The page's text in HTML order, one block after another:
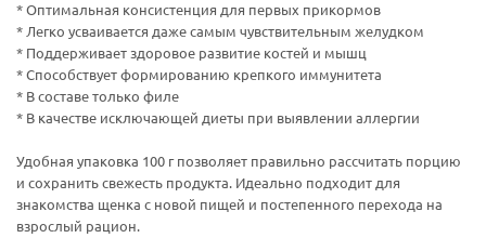
* Оптимальная консистенция для первых прикормов
* Легко усваивается даже самым чувствительным желудком
* Поддерживает здоровое развитие костей и мышц
* Способствует формированию крепкого иммунитета
* В составе только филе
* В качестве исключающей диеты при выявлении аллергии
Удобная упаковка 100 г позволяет правильно рассчитать порцию
и сохранить свежесть продукта. Идеально подходит для
знакомства щенка с новой пищей и постепенного перехода на
взрослый рацион.